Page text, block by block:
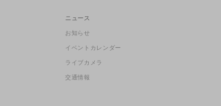
ニュース
お知らせ
イベントカレンダー
ライブカメラ
交通情報